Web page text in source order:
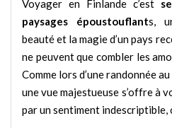
Voyager en Finlande c’est
paysages époustouflants,
beauté et la magie d’un pays
ne peuvent que combler les
Comme lors d’une randonnée
une vue majestueuse s’offre à
par un sentiment indescriptible,